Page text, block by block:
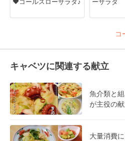
コ
キャベツに関連する献立
魚介類と
が主役の
大量消費